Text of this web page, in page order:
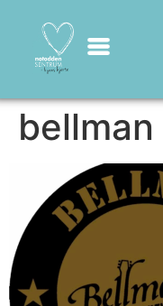
bellman